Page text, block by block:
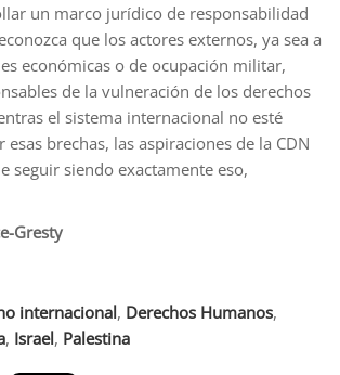
un marco jurídico de responsabilidad
que los actores externos, ya sea a
económicas o de ocupación militar,
de la vulneración de los derechos
el sistema internacional no esté
esas brechas, las aspiraciones de la CDN
seguir siendo exactamente eso,
Gresty
internacional, Derechos Humanos,
, Israel, Palestina